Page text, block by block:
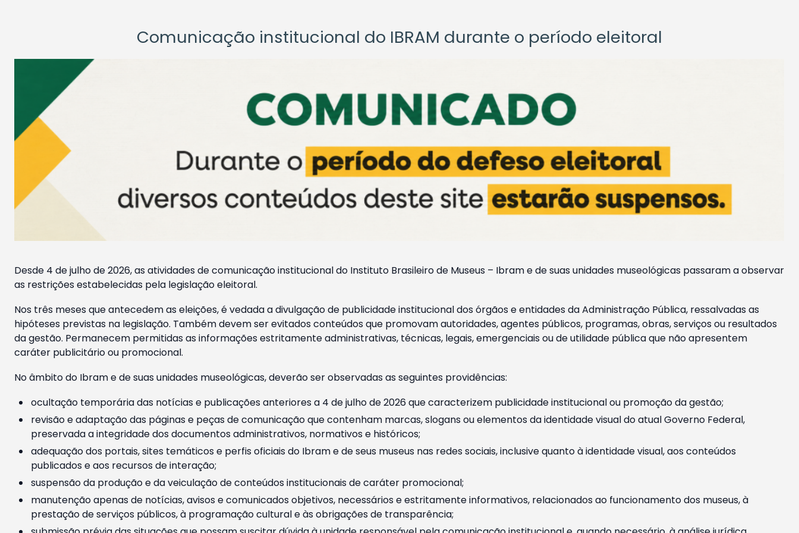
Comunicação institucional do IBRAM durante o período eleitoral
Desde 4 de julho de 2026, as atividades de comunicação institucional do Instituto Brasileiro de Museus – Ibram e de suas unidades museológicas passaram a observar
as restrições estabelecidas pela legislação eleitoral.
Nos três meses que antecedem as eleições, é vedada a divulgação de publicidade institucional dos órgãos e entidades da Administração Pública, ressalvadas as
hipóteses previstas na legislação. Também devem ser evitados conteúdos que promovam autoridades, agentes públicos, programas, obras, serviços ou resultados
da gestão. Permanecem permitidas as informações estritamente administrativas, técnicas, legais, emergenciais ou de utilidade pública que não apresentem
caráter publicitário ou promocional.
No âmbito do Ibram e de suas unidades museológicas, deverão ser observadas as seguintes providências:
ocultação temporária das notícias e publicações anteriores a 4 de julho de 2026 que caracterizem publicidade institucional ou promoção da gestão;
revisão e adaptação das páginas e peças de comunicação que contenham marcas, slogans ou elementos da identidade visual do atual Governo Federal,
preservada a integridade dos documentos administrativos, normativos e históricos;
adequação dos portais, sites temáticos e perfis oficiais do Ibram e de seus museus nas redes sociais, inclusive quanto à identidade visual, aos conteúdos
publicados e aos recursos de interação;
suspensão da produção e da veiculação de conteúdos institucionais de caráter promocional;
manutenção apenas de notícias, avisos e comunicados objetivos, necessários e estritamente informativos, relacionados ao funcionamento dos museus, à
prestação de serviços públicos, à programação cultural e às obrigações de transparência;